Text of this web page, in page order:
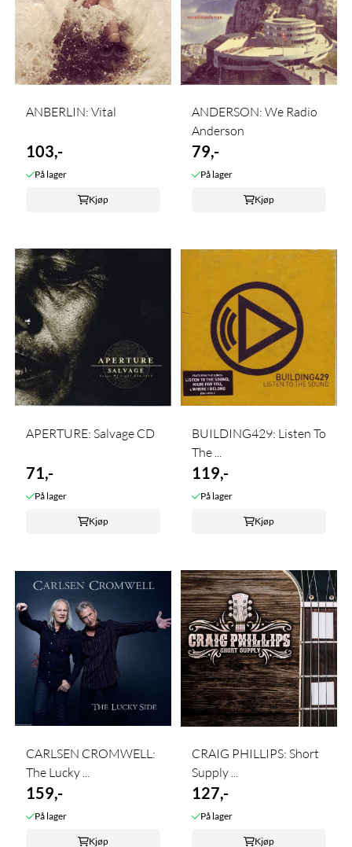
ANBERLIN: Vital
103,-
På lager
Kjøp
ANDERSON: We Radio
Anderson
79,-
På lager
Kjøp
APERTURE: Salvage CD
71,-
På lager
Kjøp
BUILDING429: Listen To
The ...
119,-
På lager
Kjøp
CARLSEN CROMWELL:
The Lucky ...
159,-
På lager
Kjøp
CRAIG PHILLIPS: Short
Supply ...
127,-
På lager
Kjøp